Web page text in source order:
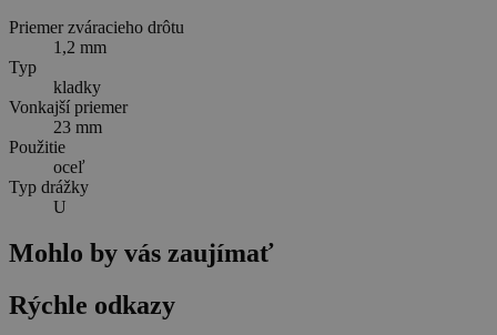
Priemer zváracieho drôtu
1,2 mm
Typ
kladky
Vonkajší priemer
23 mm
Použitie
oceľ
Typ drážky
U
Mohlo by vás zaujímať
Rýchle odkazy